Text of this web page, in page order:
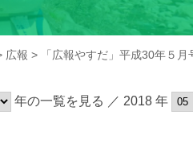
校教育 就職
やみ ゴミ
広報 > 「広報やすだ」平成30年５月
年の一覧を見る ／ 2018 年